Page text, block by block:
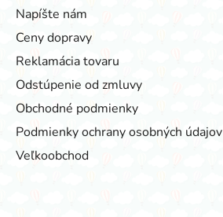
Napíšte nám
Ceny dopravy
Reklamácia tovaru
Odstúpenie od zmluvy
Obchodné podmienky
Podmienky ochrany osobných údajov
Veľkoobchod